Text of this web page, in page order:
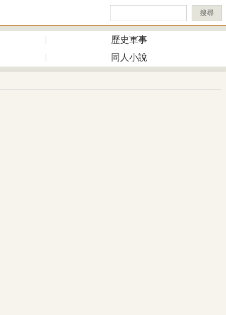
搜尋
歷史軍事
同人小說